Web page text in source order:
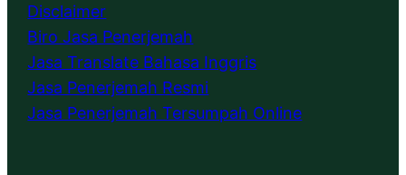
Disclaimer
Biro Jasa Penerjemah
Jasa Translate Bahasa Inggris
Jasa Penerjemah Resmi
Jasa Penerjemah Tersumpah Online